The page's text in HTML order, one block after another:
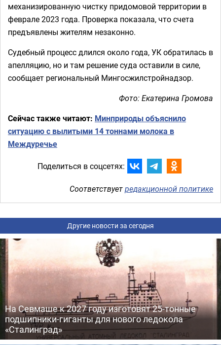
механизированную чистку придомовой территории в
феврале 2023 года. Проверка показала, что счета
предъявлены жителям незаконно.
Судебный процесс длился около года, УК обратилась в
апелляцию, но и там решение суда оставили в силе,
сообщает региональный Мингосжилстройнадзор.
Фото: Екатерина Громова
Сейчас также читают: Минприроды объяснило
ситуацию с вылитыми 14 тоннами молока в
Междуречье
Поделиться в соцсетях:
Соответствуетредакционной политике
Другие новости за сегодня
На Севмаше к 2027 году изготовят 25-тонные
подшипники-гиганты для нового ледокола
«Сталинград»